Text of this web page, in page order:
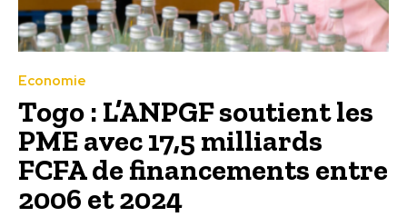
Economie
Togo : L’ANPGF soutient les
PME avec 17,5 milliards
FCFA de financements entre
2006 et 2024